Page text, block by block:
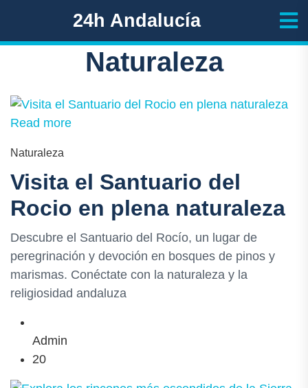
24h Andalucía
Naturaleza
Read more
Naturaleza
Visita el Santuario del
Rocio en plena naturaleza
Descubre el Santuario del Rocío, un lugar de
peregrinación y devoción en bosques de pinos y
marismas. Conéctate con la naturaleza y la
religiosidad andaluza
Admin
20